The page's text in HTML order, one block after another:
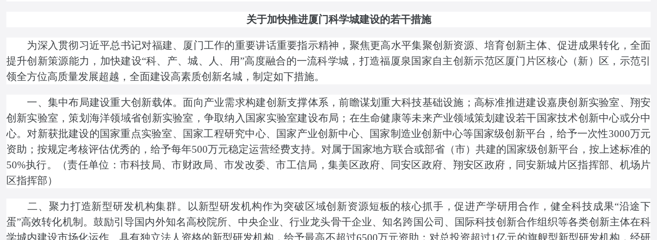
关于加快推进厦门科学城建设的若干措施
为深入贯彻习近平总书记对福建、厦门工作的重要讲话重要指示精神，聚焦更高水平集聚创新资源、培育创新主体、促进成果转化，全面
提升创新策源能力，加快建设“科、产、城、人、用”高度融合的一流科学城，打造福厦泉国家自主创新示范区厦门片区核心（新）区，示范引
领全方位高质量发展超越，全面建设高素质创新名城，制定如下措施。
一、集中布局建设重大创新载体。面向产业需求构建创新支撑体系，前瞻谋划重大科技基础设施；高标准推进建设嘉庚创新实验室、翔安
创新实验室，策划海洋领域省创新实验室，争取纳入国家实验室建设布局；在生命健康等未来产业领域策划建设若干国家技术创新中心或分中
心。对新获批建设的国家重点实验室、国家工程研究中心、国家产业创新中心、国家制造业创新中心等国家级创新平台，给予一次性3000万元
资助；按规定考核评估优秀的，给予每年500万元稳定运营经费支持。对属于国家地方联合或部省（市）共建的国家级创新平台，按上述标准的
50%执行。（责任单位：市科技局、市财政局、市发改委、市工信局，集美区政府、同安区政府、翔安区政府，同安新城片区指挥部、机场片
区指挥部）
二、聚力打造新型研发机构集群。以新型研发机构作为突破区域创新资源短板的核心抓手，促进产学研用合作，健全科技成果“沿途下
蛋”高效转化机制。鼓励引导国内外知名高校院所、中央企业、行业龙头骨干企业、知名跨国公司、国际科技创新合作组织等各类创新主体在科
学城内建设市场化运作、具有独立法人资格的新型研发机构，给予最高不超过6500万元资助；对总投资超过1亿元的旗舰型新型研发机构，经研